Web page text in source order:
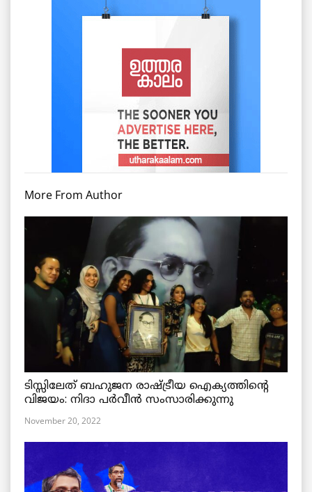
More From Author
ടിസ്സിലേത് ബഹുജന രാഷ്ട്രീയ ഐക്യത്തിന്റെ
വിജയം: നിദാ പർവീൻ സംസാരിക്കുന്നു
November 20, 2022